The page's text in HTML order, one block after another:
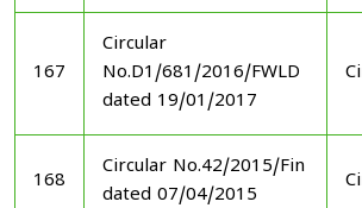
167
Circular
No.D1/681/2016/FWLD
dated 19/01/2017
168
Circular No.42/2015/Fin
dated 07/04/2015